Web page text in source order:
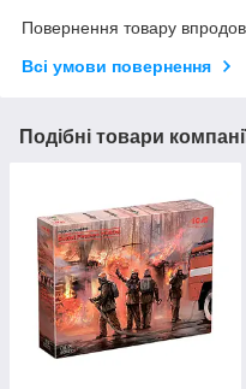
Повернення товару
Всі умови повернення
Подібні товари